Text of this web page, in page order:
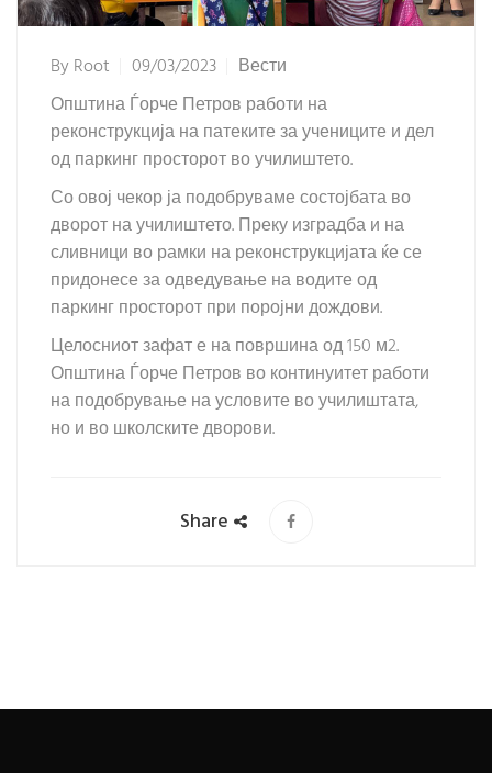
ByRoot 09/03/2023
Вести
Општина Ѓорче Петров работи на
реконструкција на патеките за учениците и дел
од паркинг просторот во училиштето.
Со овој чекор ја подобруваме состојбата во
дворот на училиштето. Преку изградба и на
сливници во рамки на реконструкцијата ќе се
придонесе за одведување на водите од
паркинг просторот при поројни дождови.
Целосниот зафат е на површина од 150 м2.
Општина Ѓорче Петров во континуитет работи
на подобрување на условите во училиштата,
но и во школските дворови.
Share